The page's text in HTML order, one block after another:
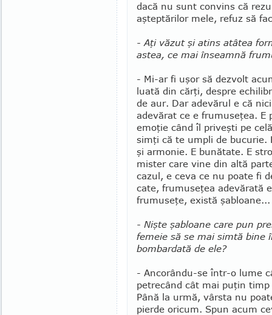
dacă nu sunt convins că
aşteptărilor mele, refuz să
- Aţi văzut şi atins atâtea
astea, ce mai înseamnă
- Mi-ar fi uşor să dezvolt
luată din cărţi, despre
de aur. Dar adevărul e că
adevărat ce e fru­mu­­seţea. E
emoţie când îl priveşti pe
simţi că te umpli de bucurie.
şi armonie. E bunătate. E
mister care vine din altă
cazul, e ceva ce nu poate fi
cate, frumuseţea adevărată
frumuseţe, există şabloane...
- Nişte şabloane care pun
femeie să se mai simtă bine
bombardată de ele?
- Ancorându-se într-o lume
petrecând cât mai puţin
Până la urmă, vârsta nu
pierde oricum. Spun acum